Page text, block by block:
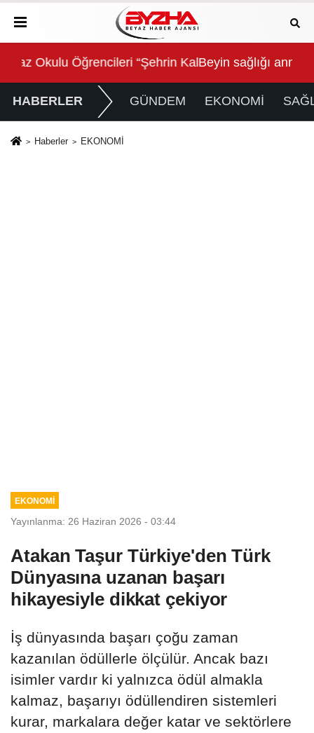
Yolculuk” Yaptı
Beyin sağlığı anne karnında başlıyor!
HABERLER GÜNDEM EKONOMİ
Haberler EKONOMİ
EKONOMİ
Yayınlanma: 26 Haziran 2026 - 03:44
Atakan Taşur Türkiye'den Türk
Dünyasına uzanan başarı
hikayesiyle dikkat çekiyor
İş dünyasında başarı çoğu zaman
kazanılan ödüllerle ölçülür. Ancak bazı
isimler vardır ki yalnızca ödül almakla
kalmaz, başarıyı ödüllendiren sistemleri
kurar, markalara değer katar ve sektörlere